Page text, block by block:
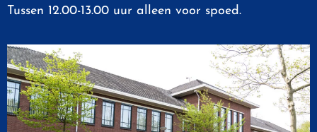
Tussen 12.00-13.00 uur alleen voor spoed.